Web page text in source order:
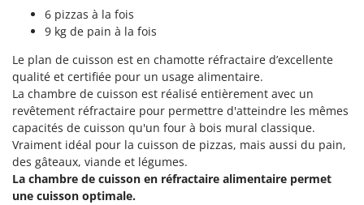
Sécateurs électriques à batterie
Sécateurs et Échenilloirs manuels
Sécateurs pneumatiques
Semoirs et Épandeurs d'engrais
Socs pour tracteur
Souffleurs aspirateurs pour Feuilles
Soufreuses - Poudreuses à dos
Soufreuses - Poudreuses pour tracteur
ITM
J JOLLY ITALIA
K
KAAZ
Karcher
Kasco
Kemper
6 pizzas à la fois
9 kg de pain à la fois
Le plan de cuisson est en chamotte réfractaire d’excellente
qualité et certifiée pour un usage alimentaire.
La chambre de cuisson est réalisé entièrement avec un
revêtement réfractaire pour permettre d'atteindre les mêmes
capacités de cuisson qu'un four à bois mural classique.
Vraiment idéal pour la cuisson de pizzas, mais aussi du pain,
des gâteaux, viande et légumes.
La chambre de cuisson en réfractaire alimentaire permet
une cuisson optimale.